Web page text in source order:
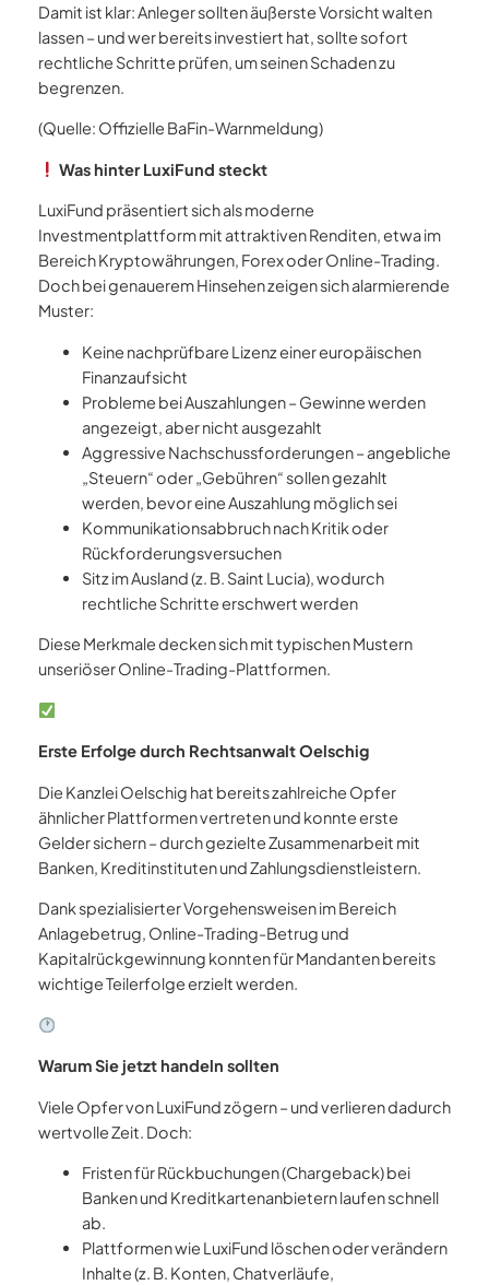
Damit ist klar: Anleger sollten äußerste Vorsicht walten
lassen – und wer bereits investiert hat, sollte sofort
rechtliche Schritte prüfen, um seinen Schaden zu
begrenzen.
(Quelle: Offizielle BaFin-Warnmeldung)
Was hinter LuxiFund steckt
LuxiFund präsentiert sich als moderne
Investmentplattform mit attraktiven Renditen, etwa im
Bereich Kryptowährungen, Forex oder Online-Trading.
Doch bei genauerem Hinsehen zeigen sich alarmierende
Muster:
Keine nachprüfbare Lizenz einer europäischen
Finanzaufsicht
Probleme bei Auszahlungen – Gewinne werden
angezeigt, aber nicht ausgezahlt
Aggressive Nachschussforderungen – angebliche
„Steuern“ oder „Gebühren“ sollen gezahlt
werden, bevor eine Auszahlung möglich sei
Kommunikationsabbruch nach Kritik oder
Rückforderungsversuchen
Sitz im Ausland (z. B. Saint Lucia), wodurch
rechtliche Schritte erschwert werden
Diese Merkmale decken sich mit typischen Mustern
unseriöser Online-Trading-Plattformen.
Erste Erfolge durch Rechtsanwalt Oelschig
Die Kanzlei Oelschig hat bereits zahlreiche Opfer
ähnlicher Plattformen vertreten und konnte erste
Gelder sichern – durch gezielte Zusammenarbeit mit
Banken, Kreditinstituten und Zahlungsdienstleistern.
Dank spezialisierter Vorgehensweisen im Bereich
Anlagebetrug, Online-Trading-Betrug und
Kapitalrückgewinnung konnten für Mandanten bereits
wichtige Teilerfolge erzielt werden.
Warum Sie jetzt handeln sollten
Viele Opfer von LuxiFund zögern – und verlieren dadurch
wertvolle Zeit. Doch:
Fristen für Rückbuchungen (Chargeback) bei
Banken und Kreditkartenanbietern laufen schnell
ab.
Plattformen wie LuxiFund löschen oder verändern
Inhalte (z. B. Konten, Chatverläufe,